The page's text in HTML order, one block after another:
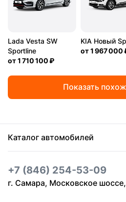
Lada Vesta SW
Sportline
от1 710 100 ₽
KIA Новый
от1 967 000
Показать
Каталог автомобилей
+7 (846) 254-53-09
г. Самара, Московское